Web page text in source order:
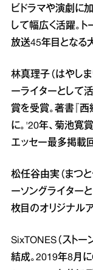
ビドラマや演劇に加
して幅広く活躍。ト
放送45年目となる
林真理子（はやしま
ーライターとして
賞を受賞。著書『西
に。'20年、菊池寛
エッセー最多掲載
松任谷由実（まつと
ーソングライター
枚目のオリジナルア
SixTONES（ストー
結成。2019年8月